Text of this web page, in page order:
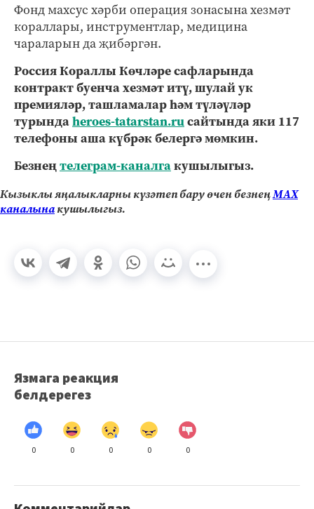
Фонд махсус хәрби операция зонасына хезмәт
кораллары, инструментлар, медицина
чараларын да җибәргән.
Россия Кораллы Көчләре сафларында
контракт буенча хезмәт итү, шулай ук
премияләр, ташламалар һәм түләүләр
турындаheroes-tatarstan.ruсайтында яки 117
телефоны аша күбрәк белергә мөмкин.
Безнеңтелеграм-каналгакушылыгыз.
Кызыклы яңалыкларны күзәтеп бару өчен безнеңМАХ
каналынакушылыгыз.
Язмага реакция
белдерегез
0 0 0 0 0